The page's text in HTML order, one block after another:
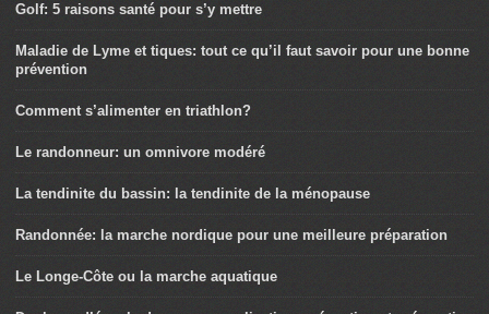
Golf: 5 raisons santé pour s’y mettre
Maladie de Lyme et tiques: tout ce qu’il faut savoir pour une bonne
prévention
Comment s’alimenter en triathlon?
Le randonneur: un omnivore modéré
La tendinite du bassin: la tendinite de la ménopause
Randonnée: la marche nordique pour une meilleure préparation
Le Longe-Côte ou la marche aquatique